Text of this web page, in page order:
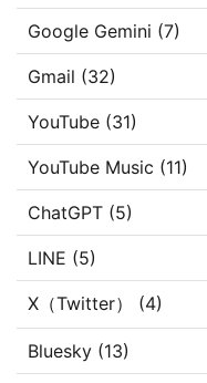
Google Gemini (7)
Gmail (32)
YouTube (31)
YouTube Music (11)
ChatGPT (5)
LINE (5)
X（Twitter） (4)
Bluesky (13)